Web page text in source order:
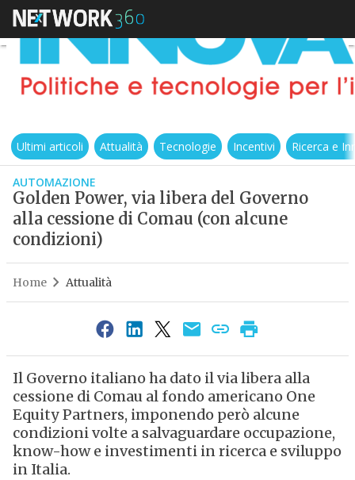
Ultimi articoli Attualità Tecnologie Incentivi Ricerca e
AUTOMAZIONE
Golden Power, via libera del Governo
alla cessione di Comau (con alcune
condizioni)
Home Attualità
Il Governo italiano ha dato il via libera alla
cessione di Comau al fondo americano One
Equity Partners, imponendo però alcune
condizioni volte a salvaguardare occupazione,
know-how e investimenti in ricerca e sviluppo
in Italia.